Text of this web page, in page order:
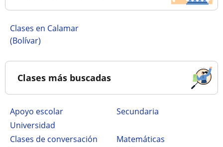
Clases en Calamar
(Bolívar)
Clases más buscadas
Apoyo escolar
secundaria
Universidad
Clases de conversación
Matemáticas